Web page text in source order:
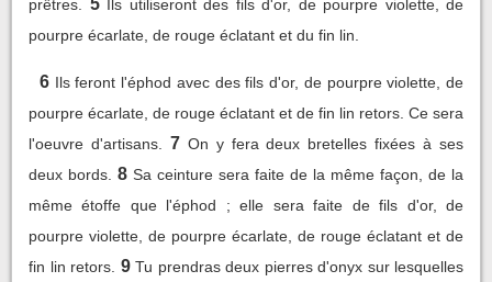
prêtres.
5 Ils utiliseront des fils d'or, de pourpre violette, de
pourpre écarlate, de rouge éclatant et du fin lin.
6 Ils feront l'éphod avec des fils d'or, de pourpre violette, de
pourpre écarlate, de rouge éclatant et de fin lin retors. Ce sera
l'oeuvre d'artisans.
7 On y fera deux bretelles fixées à ses
deux bords. 8 Sa ceinture sera faite de la même façon, de la
même étoffe que l'éphod ; elle sera faite de fils d'or, de
pourpre violette, de pourpre écarlate, de rouge éclatant et de
fin lin retors. 9 Tu prendras deux pierres d'onyx sur lesquelles